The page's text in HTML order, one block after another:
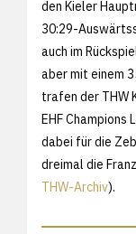
den Kieler
30:29-
auch im
aber mit einem
trafen der THW
EHF
dabei für die
dreimal die
THW-Archiv).